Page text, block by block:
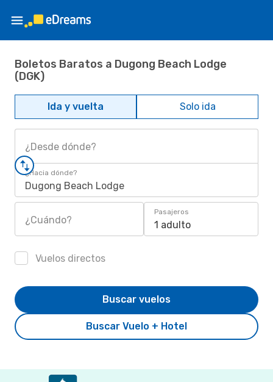
Boletos Baratos a Dugong Beach Lodge
(DGK)
Ida y vuelta Solo ida
¿Desde dónde?
¿Hacia dónde?
Dugong Beach Lodge
¿Cuándo?
Pasajeros
1 adulto
Vuelos directos
Buscar Vuelo + Hotel
Buscar vuelos